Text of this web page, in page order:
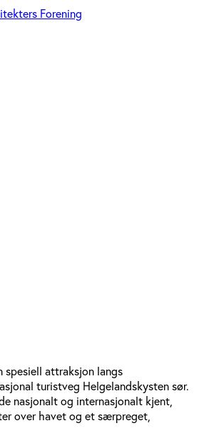
spesiell attraksjon langs
turistveg Helgelandskysten sør.
nasjonalt og internasjonalt kjent,
over havet og et særpreget,